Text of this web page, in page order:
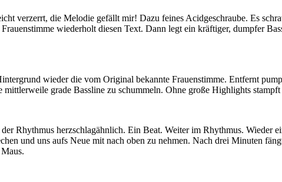
verzerrt, die Melodie gefällt mir! Dazu feines Acidgeschraube. Es
wiederholt diesen Text. Dann legt ein kräftiger, dumpfer
wieder die vom Original bekannte Frauenstimme. Entfernt
grade Bassline zu schummeln. Ohne große Highlights
Rhythmus herzschlagähnlich. Ein Beat. Weiter im Rhythmus. Wieder
und uns aufs Neue mit nach oben zu nehmen. Nach drei Minuten